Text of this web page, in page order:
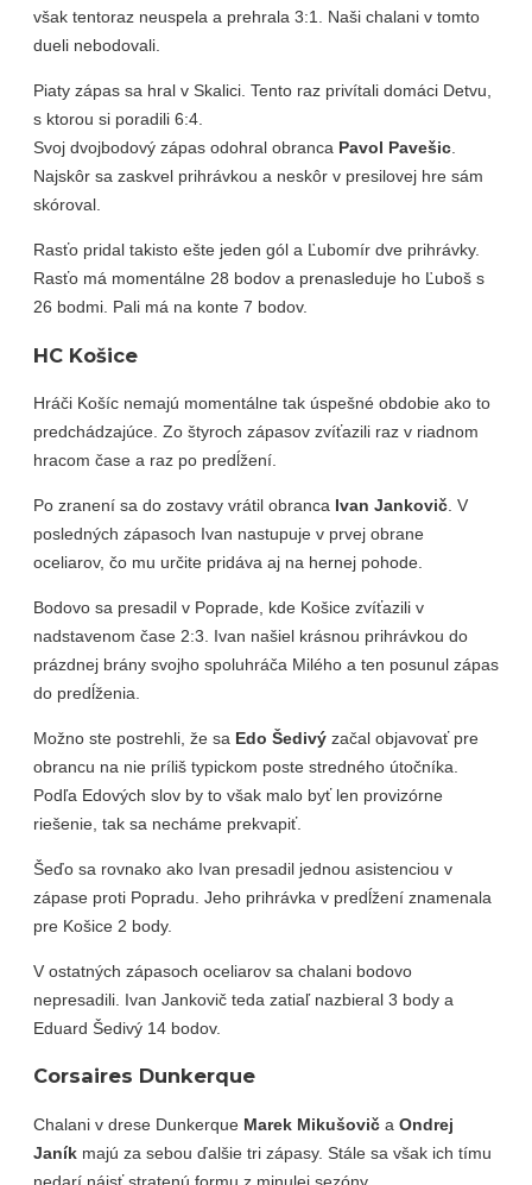
však tentoraz neuspela a prehrala 3:1. Naši chalani v tomto
dueli nebodovali.
Piaty zápas sa hral v Skalici. Tento raz privítali domáci Detvu,
s ktorou si poradili 6:4.
Svoj dvojbodový zápas odohral obranca Pavol Pavešic.
Najskôr sa zaskvel prihrávkou a neskôr v presilovej hre sám
skóroval.
Rasťo pridal takisto ešte jeden gól a Ľubomír dve prihrávky.
Rasťo má momentálne 28 bodov a prenasleduje ho Ľuboš s
26 bodmi. Pali má na konte 7 bodov.
HC Košice
Hráči Košíc nemajú momentálne tak úspešné obdobie ako to
predchádzajúce. Zo štyroch zápasov zvíťazili raz v riadnom
hracom čase a raz po predĺžení.
Po zranení sa do zostavy vrátil obranca Ivan Jankovič . V
posledných zápasoch Ivan nastupuje v prvej obrane
oceliarov, čo mu určite pridáva aj na hernej pohode.
Bodovo sa presadil v Poprade, kde Košice zvíťazili v
nadstavenom čase 2:3. Ivan našiel krásnou prihrávkou do
prázdnej brány svojho spoluhráča Milého a ten posunul zápas
do predĺženia.
Možno ste postrehli, že sa Edo Šedivý začal objavovať pre
obrancu na nie príliš typickom poste stredného útočníka.
Podľa Edových slov by to však malo byť len provizórne
riešenie, tak sa necháme prekvapiť.
Šeďo sa rovnako ako Ivan presadil jednou asistenciou v
zápase proti Popradu. Jeho prihrávka v predĺžení znamenala
pre Košice 2 body.
V ostatných zápasoch oceliarov sa chalani bodovo
nepresadili. Ivan Jankovič teda zatiaľ nazbieral 3 body a
Eduard Šedivý 14 bodov.
Corsaires Dunkerque
Chalani v drese Dunkerque Marek Mikušovič a Ondrej
Janík majú za sebou ďalšie tri zápasy. Stále sa však ich tímu
nedarí nájsť stratenú formu z minulej sezóny.